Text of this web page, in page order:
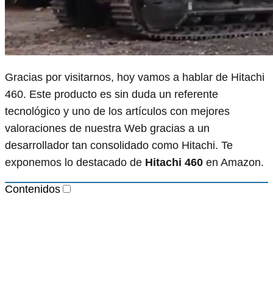
Gracias por visitarnos, hoy vamos a hablar de Hitachi
460. Este producto es sin duda un referente
tecnológico y uno de los artículos con mejores
valoraciones de nuestra Web gracias a un
desarrollador tan consolidado como Hitachi. Te
exponemos lo destacado de Hitachi 460 en Amazon.
Contenidos